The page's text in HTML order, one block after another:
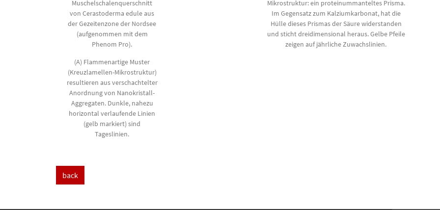
Muschelschalenquerschnitt
von Cerastoderma edule aus
der Gezeitenzone der Nordsee
(aufgenommen mit dem
Phenom Pro).
(A) Flammenartige Muster
(Kreuzlamellen-Mikrostruktur)
resultieren aus verschachtelter
Anordnung von Nanokristall-
Aggregaten. Dunkle, nahezu
horizontal verlaufende Linien
(gelb markiert) sind
Tageslinien.
Mikrostruktur: ein proteinummanteltes Prisma.
Im Gegensatz zum Kalziumkarbonat, hat die
Hülle dieses Prismas der Säure widerstanden
und sticht dreidimensional heraus. Gelbe Pfeile
zeigen auf jährliche Zuwachslinien.
back